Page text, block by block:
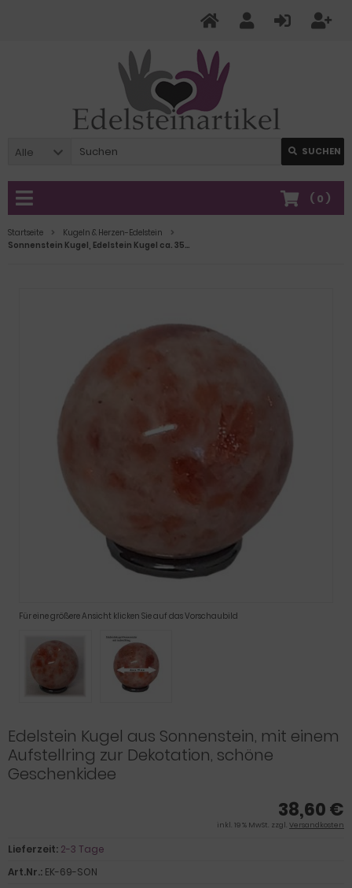
Alle SUCHEN
( 0 )
Startseite
Kugeln & Herzen-Edelstein
Sonnenstein Kugel, Edelstein Kugel ca. 35mm mit Aufstellring, Dekorations-oder Massage Kugel, N69
Für eine größere Ansicht klicken Sie auf das Vorschaubild
Edelstein Kugel aus Sonnenstein, mit einem
Aufstellring zur Dekotation, schöne
Geschenkidee
38,60 €
inkl. 19 % MwSt. zzgl. Versandkosten
Lieferzeit: 2-3 Tage
Art.Nr.: EK-69-SON